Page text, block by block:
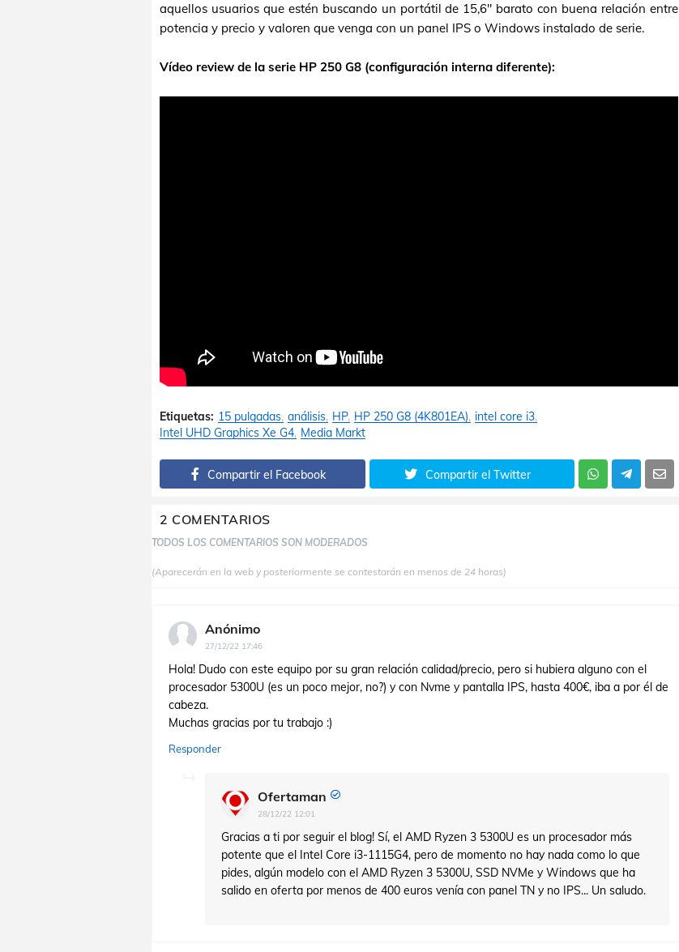
aquellos usuarios que estén buscando un portátil de 15,6" barato con buena relación entre
potencia y precio y valoren que venga con un panel IPS o Windows instalado de serie.
Vídeo review de la serie HP 250 G8 (configuración interna diferente):
Etiquetas: 15 pulgadas análisis HP HP 250 G8 (4K801EA) intel core i3
Intel UHD Graphics Xe G4 Media Markt
Compartir el Facebook Compartir el Twitter
2 COMENTARIOS
TODOS LOS COMENTARIOS SON MODERADOS
(Aparecerán en la web y posteriormente se contestarán en menos de 24 horas)
Anónimo
27/12/22 17:46
Hola! Dudo con este equipo por su gran relación calidad/precio, pero si hubiera alguno con el
procesador 5300U (es un poco mejor, no?) y con Nvme y pantalla IPS, hasta 400€, iba a por él de
cabeza.
Muchas gracias por tu trabajo :)
Responder
Ofertaman
28/12/22 12:01
Gracias a ti por seguir el blog! Sí, el AMD Ryzen 3 5300U es un procesador más
potente que el Intel Core i3-1115G4, pero de momento no hay nada como lo que
pides, algún modelo con el AMD Ryzen 3 5300U, SSD NVMe y Windows que ha
salido en oferta por menos de 400 euros venía con panel TN y no IPS... Un saludo.